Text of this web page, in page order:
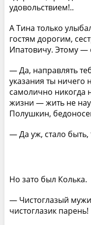
удовольствием!..
А Тина только
гостям дорогим,
Ипатовичу. Этому —
— Да, направлять
указания ты
самолично
жизни — жить не
Полушкин,
— Да уж, стало быть,
Но зато был Колька.
— Чистоглазый
чистоглазик парень!